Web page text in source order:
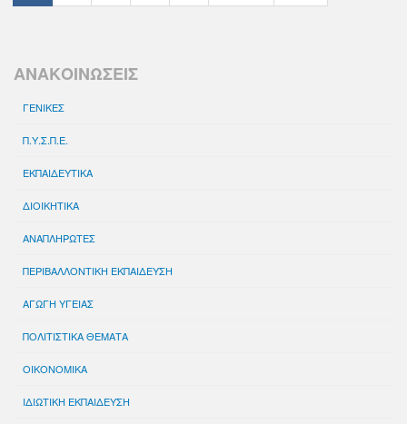
ΑΝΑΚΟΙΝΩΣΕΙΣ
ΓΕΝΙΚΕΣ
Π.Υ.Σ.Π.Ε.
ΕΚΠΑΙΔΕΥΤΙΚΑ
ΔΙΟΙΚΗΤΙΚΑ
ΑΝΑΠΛΗΡΩΤΕΣ
ΠΕΡΙΒΑΛΛΟΝΤΙΚΗ ΕΚΠΑΙΔΕΥΣΗ
ΑΓΩΓΗ ΥΓΕΙΑΣ
ΠΟΛΙΤΙΣΤΙΚΑ ΘΕΜΑΤΑ
ΟΙΚΟΝΟΜΙΚΑ
ΙΔΙΩΤΙΚΗ ΕΚΠΑΙΔΕΥΣΗ